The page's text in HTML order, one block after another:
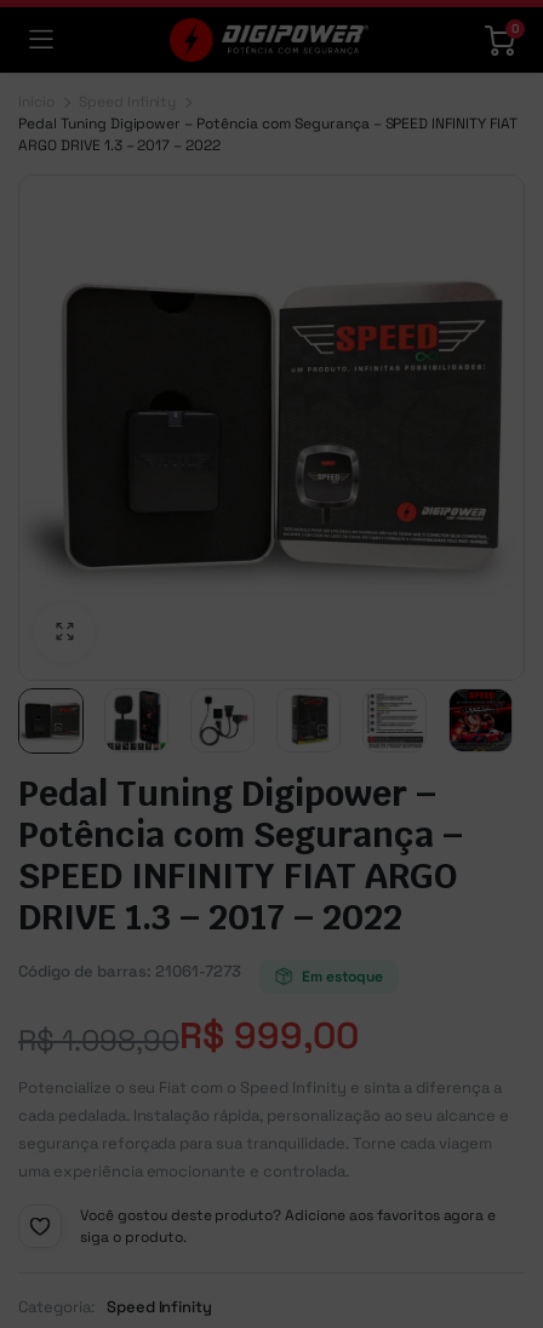
0
Pedal Tuning Digipower – Potência com Segurança – SPEED INFINITY FIAT
ARGO DRIVE 1.3 – 2017 – 2022
Pedal Tuning Digipower –
Potência com Segurança –
SPEED INFINITY FIAT ARGO
DRIVE 1.3 – 2017 – 2022
Código de barras: 21061-7273 Em estoque
R$1.098,90R$ 999,00
Potencialize o seu Fiat com o Speed Infinity e sinta a diferença a
cada pedalada. Instalação rápida, personalização ao seu alcance e
segurança reforçada para sua tranquilidade. Torne cada viagem
uma experiência emocionante e controlada.
Você gostou deste produto? Adicione aos favoritos agora e
siga o produto.
Categoria: Speed Infinity